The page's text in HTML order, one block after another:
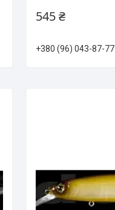
545 ₴
+380 (96) 043-87-77